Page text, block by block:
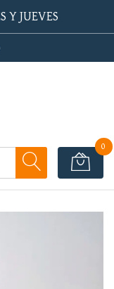
Y JUEVES
0